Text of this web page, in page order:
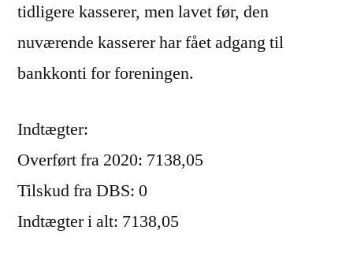
tidligere kasserer, men lavet før, den
nuværende kasserer har fået adgang til
bankkonti for foreningen.
Indtægter:
Overført fra 2020: 7138,05
Tilskud fra DBS: 0
Indtægter i alt: 7138,05